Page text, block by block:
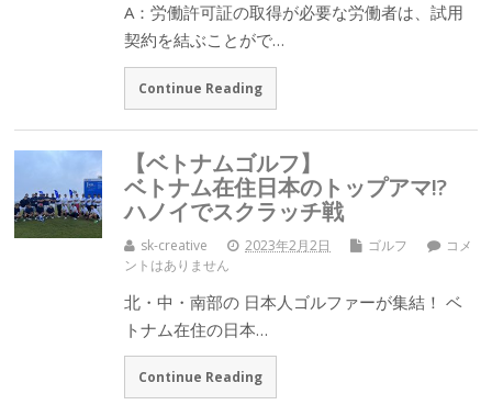
A：労働許可証の取得が必要な労働者は、試用
契約を結ぶことがで…
Continue Reading
【ベトナムゴルフ】
ベトナム在住日本のトップアマ!?
ハノイでスクラッチ戦
sk-creative 2023年2月2日 ゴルフ
コメ
ントはありません
北・中・南部の 日本人ゴルファーが集結！ ベ
トナム在住の日本…
Continue Reading